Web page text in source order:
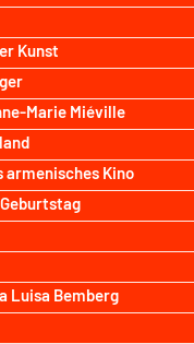
Kunst
Marie Miéville
armenisches Kino
Luisa Bemberg